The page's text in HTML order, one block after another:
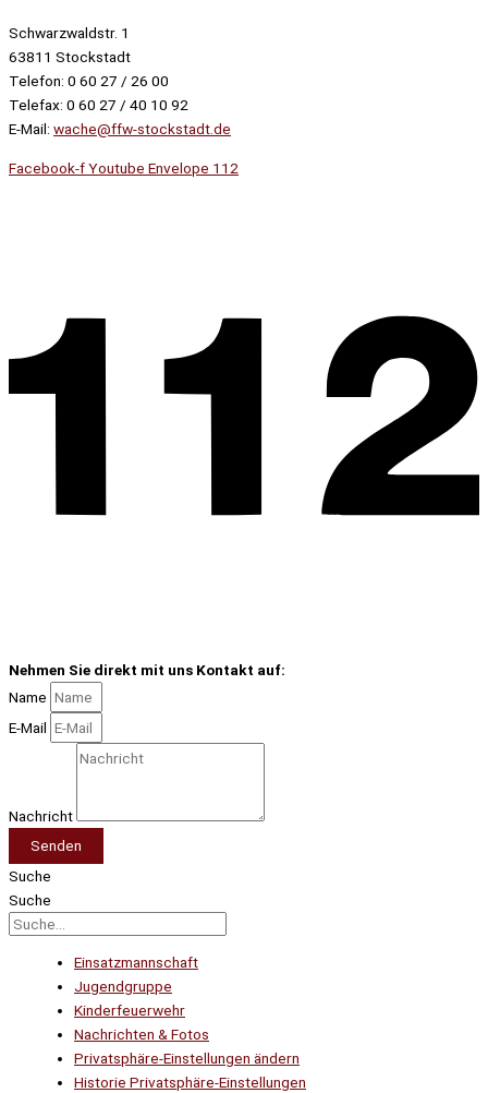
Schwarzwaldstr. 1
63811 Stockstadt
Telefon: 0 60 27 / 26 00
Telefax: 0 60 27 / 40 10 92
E-Mail: wache@ffw-stockstadt.de
Facebook-fYoutube Envelope 112
Nehmen Sie direkt mit uns Kontakt auf:
Name
E-Mail
Nachricht
Senden
Suche
Suche
Einsatzmannschaft
Jugendgruppe
Kinderfeuerwehr
Nachrichten & Fotos
Privatsphäre-Einstellungen ändern
Historie Privatsphäre-Einstellungen